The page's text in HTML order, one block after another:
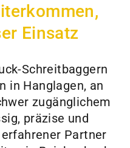
Einsatz
Schreitbaggern
in Hanglagen, an
zugänglichem
präzise und
Partner